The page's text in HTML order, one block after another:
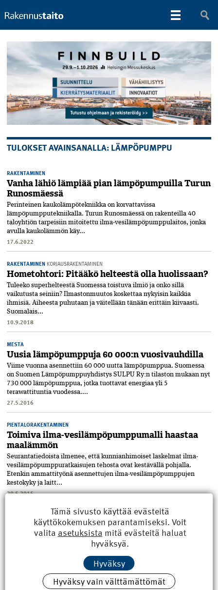
TULOKSET AVAINSANALLA: LÄMPÖPUMPPU
RAKENTAMINEN
Vanha lähiö lämpiää pian lämpöpumpuilla Turun
Runosmäessä
Perinteinen kaukolämpötekniikka on korvattavissa
lämpöpumpputekniikalla. Turun Runosmäessä on rakenteilla 40
taloyhtiön tarpeisiin mitoitettu ilma-vesilämpö­pumppu­laitos, jonka
avulla kaukolämmön käy...
17.6.2022
RAKENTAMINEN KORJAUSRAKENTAMINEN
Hometohtori: Pitääkö helteestä olla huolissaan?
Tuleeko superhelteestä Suomessa toistuva ilmiö ja onko sillä
vaikutusta seiniin? Ilmastonmuutos koskettaa nykyisin kaikkia
ihmisiä. Aiheesta puhutaan ja väitellään tänään erittäin kiivaasti.
Suomalais...
10.9.2018
MESTA
Uusia lämpöpumppuja 60 000:n vuosivauhdilla
Viime vuonna asennettiin 60 000 uutta lämpöpumppua. Suomessa
on Suomen Lämpöpumppuyhdistys SULPU Ry:n tilaston mukaan nyt
730 000 lämpöpumppua, jotka tuottavat energiaa yli 5
terawattituntia vuodessa....
27.5.2016
PIENTALORAKENTAMINEN
Toimiva ilma-vesilämpöpumppumalli haastaa
maalämmön
Seurantatiedoista ilmenee, että kunnianhimoiset laskelmat ilma-
vesilämpöpumppuratkaisujen tehosta ovat kestävällä pohjalla.
Etenkin ammattityönä asennettujen ilma-vesilämpöpumppujen
kestokyky ja laitt...
29.5.2015
Tämä sivusto käyttää evästeitä
käyttökokemuksen parantamiseksi. Voit
valita asetuksista mitä evästeitä haluat
hyväksyä.
Hyväksy
Hyväksy vain välttämättömät